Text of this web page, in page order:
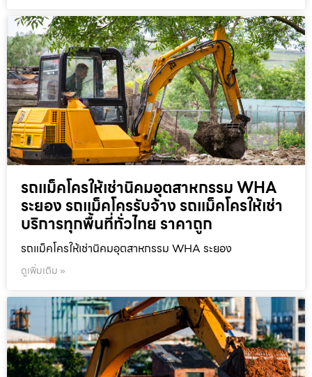
รถแม็คโครให้เช่านิคมอุตสาหกรรม WHA
ระยอง รถแม็คโครรับจ้าง รถแม็คโครให้เช่า
บริการทุกพื้นที่ทั่วไทย ราคาถูก
รถแม็คโครให้เช่านิคมอุตสาหกรรม WHA ระยอง
ดูเพิ่มเติม »